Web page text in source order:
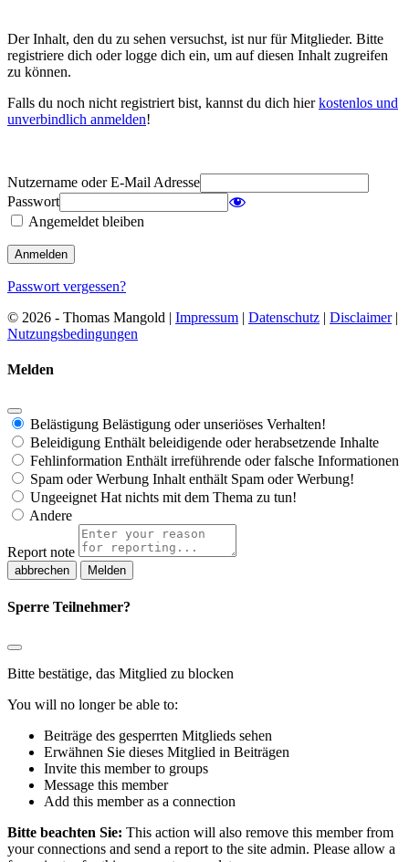
Der Inhalt, den du zu sehen versuchst, ist nur für Mitglieder. Bitte
registriere dich oder logge dich ein, um auf diesen Inhalt zugreifen
zu können.
Falls du noch nicht registriert bist, kannst du dich hierkostenlos und
unverbindlich anmelden!
Nutzername oder E-Mail Adresse
Passwort
Angemeldet bleiben
Passwort vergessen?
© 2026 - Thomas Mangold | Impressum | Datenschutz | Disclaimer|
Nutzungsbedingungen
Melden
Belästigung Belästigung oder unseriöses Verhalten!
Beleidigung Enthält beleidigende oder herabsetzende Inhalte
Fehlinformation Enthält irreführende oder falsche Informationen
Spam oder Werbung Inhalt enthält Spam oder Werbung!
Ungeeignet Hat nichts mit dem Thema zu tun!
Andere
Report note
Melden
Sperre Teilnehmer?
Bitte bestätige, das Mitglied zu blocken
You will no longer be able to:
Beiträge des gesperrten Mitglieds sehen
Erwähnen Sie dieses Mitglied in Beiträgen
Invite this member to groups
Message this member
Add this member as a connection
Bitte beachten Sie: This action will also remove this member from
your connections and send a report to the site admin. Please allow a